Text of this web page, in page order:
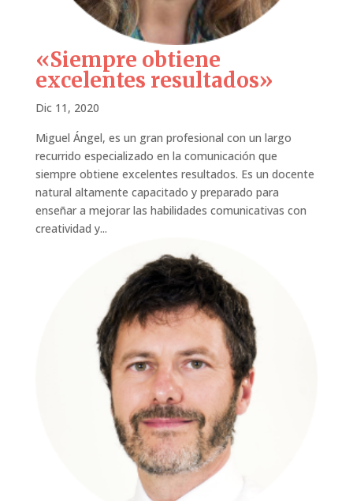
«Siempre obtiene
excelentes resultados»
Dic 11, 2020
Miguel Ángel, es un gran profesional con un largo
recurrido especializado en la comunicación que
siempre obtiene excelentes resultados. Es un docente
natural altamente capacitado y preparado para
enseñar a mejorar las habilidades comunicativas con
creatividad y...